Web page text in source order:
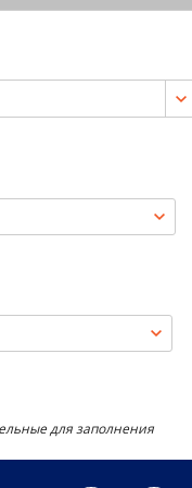
для заполнения